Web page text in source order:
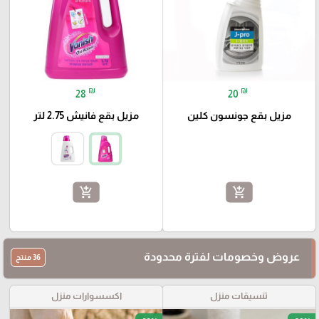
20 ₪
مزيل بقع جونسون كلين
add_shopping_cart
28 ₪
مزيل بقع فانيش 2.75 لتر
add_shopping_cart
عروض وخصومات لفترة محدودة 36 منتج
تنسيقات منزل اكسسوارات منزل